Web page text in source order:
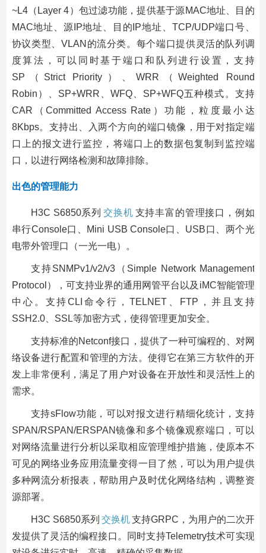
~L4（Layer 4）包过滤功能，提供基于源MAC地址、目的
MAC地址、源IP地址、目的IP地址、TCP/UDP端口号、
协议类型、VLAN的流分类。每个端口提供灵活的队列调
度算法，可以同时基于端口和队列进行设置，支持
SP（Strict Priority）、WRR（Weighted Round
Robin）、SP+WRR、WFQ、SP+WFQ五种模式。支持
CAR（Committed Access Rate）功能，粒度最小达
8Kbps。支持出、入两个方向的端口镜像，用于对指定端
口上的报文进行监控，将端口上的数据包复制到监控端
口，以进行网络检测和故障排除。
出色的管理能力
H3C S6850系列 交换机 支持丰富的管理接口，例如
串行Console口、Mini USB Console口、USB口、两个光
电带外管理口（一光一电）。
支持SNMPv1/v2/v3（Simple Network Management
Protocol），可支持业界的通用网管平台以及iMC智能管理
中心。支持CLI命令行，TELNET、FTP，并且支持
SSH2.0、SSL等加密方式，使得管理更加安全。
支持标准的Netconf接口，提供了一种可编程的、对网
络设备进行配置和管理的方法。使得它在第三方软件的开
发上非常便利，满足了用户对设备在开放性和灵活性上的
需求。
支持sFlow功能，可以对报文进行精细化统计，支持
SPAN/RSPAN/ERSPAN镜像和多个镜像观察端口，可以
对网络流量进行分析以采取相应管理维护措施，使原本不
可见的网络业务应用流量变得一目了然，可以为用户提供
多种网流分析报表，帮助用户及时优化网络结构，调整资
源部署。
H3C S6850系列 交换机支持GRPC，为用户的二次开
发提供了灵活的编程接口。同时支持Telemetry技术可实现